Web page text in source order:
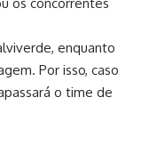
enquanto
Por isso, caso
o time de